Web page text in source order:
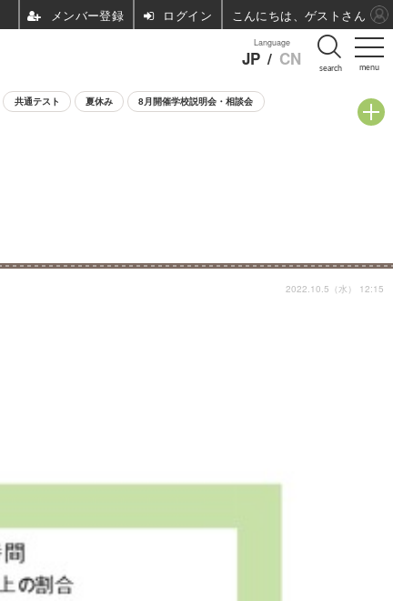
menu
Language
JP / CN search
共通テスト 夏休み 8月開催学校説明会・相談会
2022.10.5（水） 12:15
ログイン こんにちは、ゲストさん